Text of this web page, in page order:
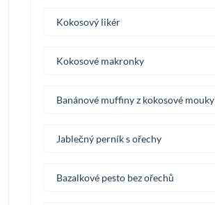
Kokosový likér
Kokosové makronky
Banánové muffiny z kokosové mouky
Jablečný perník s ořechy
Bazalkové pesto bez ořechů